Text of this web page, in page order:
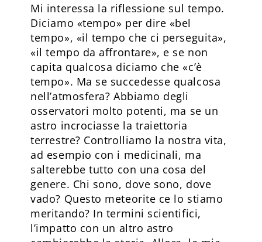
Mi interessa la riflessione sul tempo.
Diciamo «tempo» per dire «bel
tempo», «il tempo che ci perseguita»,
«il tempo da affrontare», e se non
capita qualcosa diciamo che «c’è
tempo». Ma se succedesse qualcosa
nell’atmosfera? Abbiamo degli
osservatori molto potenti, ma se un
astro incrociasse la traiettoria
terrestre? Controlliamo la nostra vita,
ad esempio con i medicinali, ma
salterebbe tutto con una cosa del
genere. Chi sono, dove sono, dove
vado? Questo meteorite ce lo stiamo
meritando? In termini scientifici,
l’impatto con un altro astro